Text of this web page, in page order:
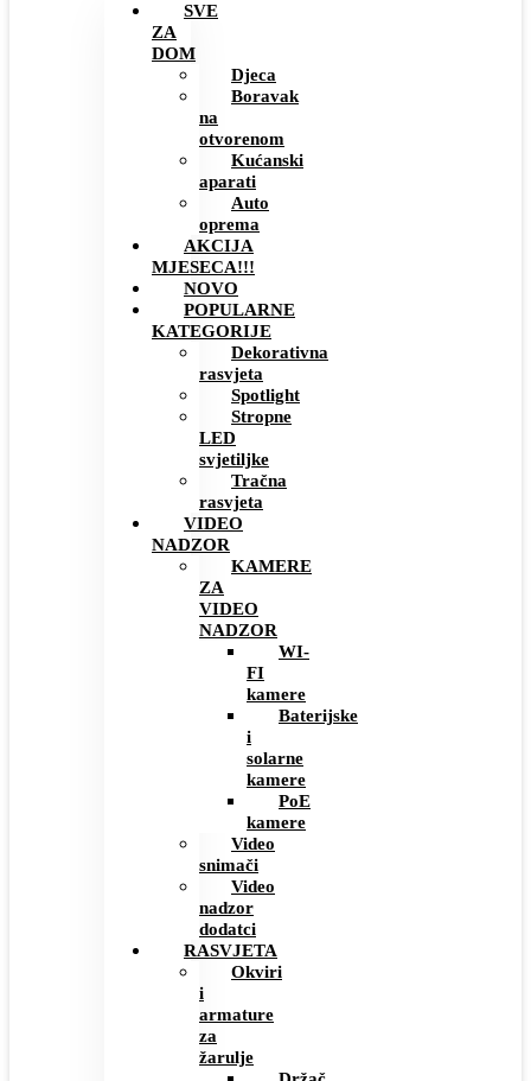
SVE
ZA
DOM
Djeca
Boravak
na
otvorenom
Kućanski
aparati
Auto
oprema
AKCIJA
MJESECA!!!
NOVO
POPULARNE
KATEGORIJE
Dekorativna
rasvjeta
Spotlight
Stropne
LED
svjetiljke
Tračna
rasvjeta
VIDEO
NADZOR
KAMERE
ZA
VIDEO
NADZOR
WI-
FI
kamere
Baterijske
i
solarne
kamere
PoE
kamere
Video
snimači
Video
nadzor
dodatci
RASVJETA
Okviri
i
armature
za
žarulje